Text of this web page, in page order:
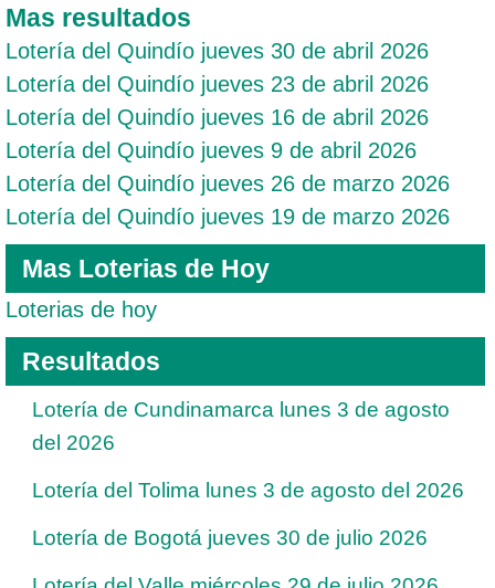
Mas resultados
Lotería del Quindío jueves 30 de abril 2026
Lotería del Quindío jueves 23 de abril 2026
Lotería del Quindío jueves 16 de abril 2026
Lotería del Quindío jueves 9 de abril 2026
Lotería del Quindío jueves 26 de marzo 2026
Lotería del Quindío jueves 19 de marzo 2026
Mas Loterias de Hoy
Loterias de hoy
Resultados
Lotería de Cundinamarca lunes 3 de agosto
del 2026
Lotería del Tolima lunes 3 de agosto del 2026
Lotería de Bogotá jueves 30 de julio 2026